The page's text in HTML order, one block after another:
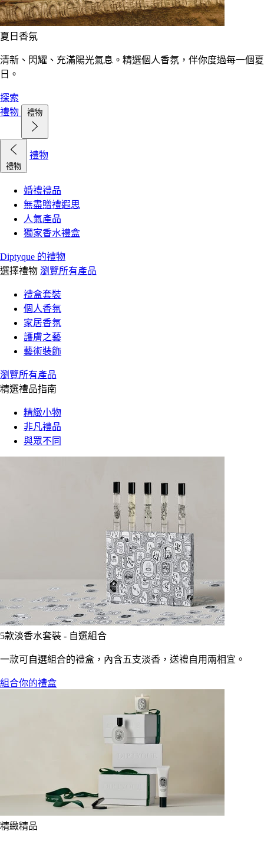
夏日香氛
清新、閃耀、充滿陽光氣息。精選個人香氛，伴你度過每一個夏
日。
探索
禮物
禮物
禮物
禮物
婚禮禮品
無盡贈禮遐思
人氣產品
獨家香水禮盒
Diptyque 的禮物
選擇禮物 瀏覽所有產品
禮盒套裝
個人香氛
家居香氛
護膚之藝
藝術裝飾
瀏覽所有產品
精選禮品指南
精緻小物
非凡禮品
與眾不同
5款淡香水套裝 - 自選組合
一款可自選組合的禮盒，內含五支淡香，送禮自用兩相宜。
組合你的禮盒
精緻精品